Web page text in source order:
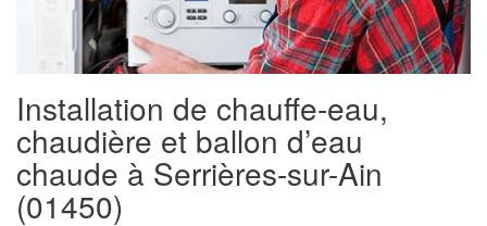
Installation de chauffe-eau,
chaudière et ballon d’eau
chaude à Serrières-sur-Ain
(01450)